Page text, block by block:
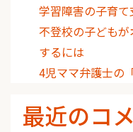
学習障害の子育
不登校の子ども
するには
4児ママ弁護士の
最近のコ